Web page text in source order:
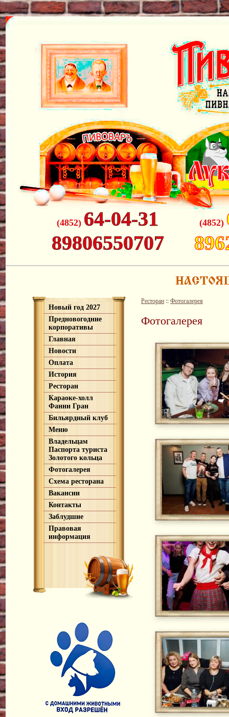
(4852) 64-04-31
89806550707
(4852)
Новый год 2027
Предновогодние
корпоративы
Главная
Новости
Оплата
История
Ресторан
Караоке-холл
Фанни Гран
Бильярдный клуб
Меню
Владельцам
Паспорта туриста
Золотого кольца
Фотогалерея
Схема ресторана
Вакансии
Контакты
Заблудшие
Правовая
информация
Ресторан ::Фотогалерея
Фотогалерея